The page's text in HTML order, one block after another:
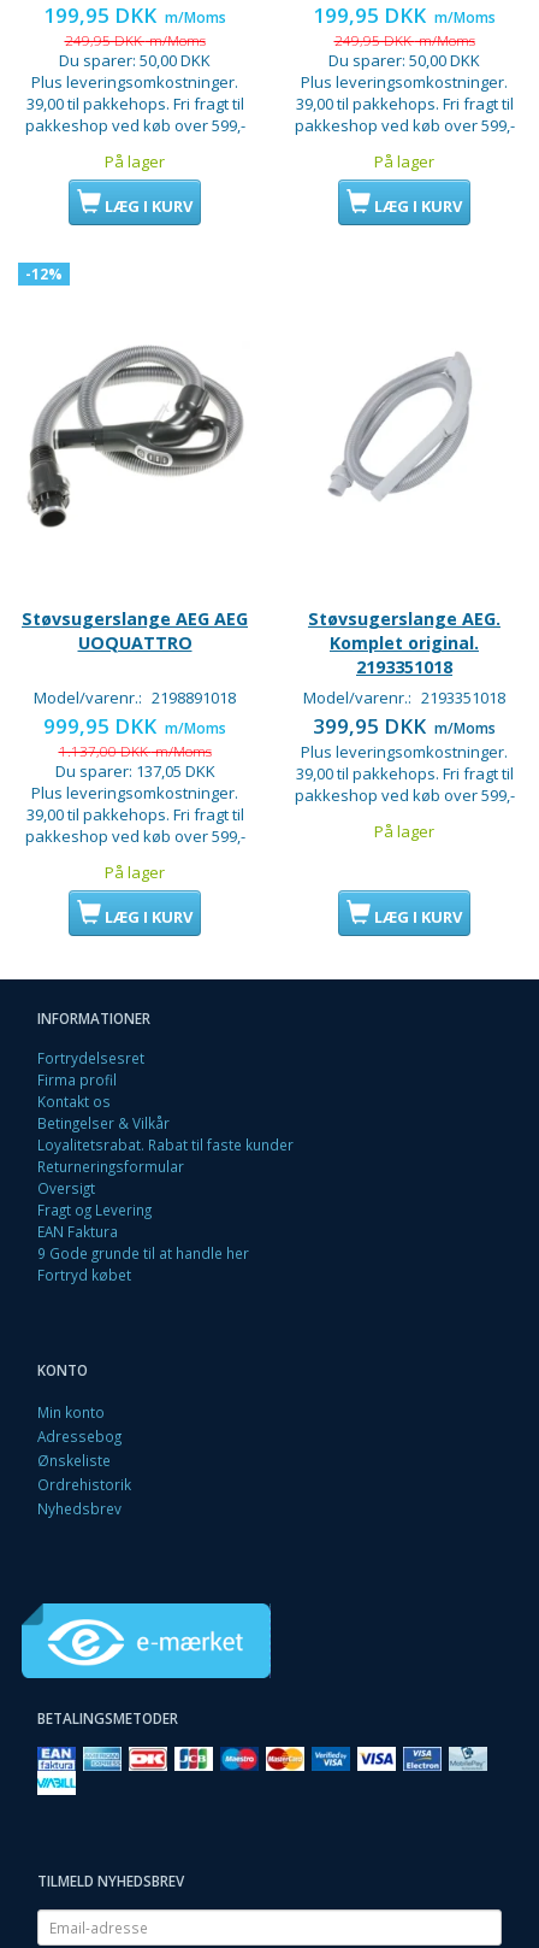
199,95 DKK m/Moms
249,95 DKKm/Moms
Du sparer: 50,00 DKK
Plus leveringsomkostninger.
39,00 til pakkehops. Fri fragt til
pakkeshop ved køb over 599,-
På lager
LÆG I KURV
199,95 DKK m/Moms
249,95 DKKm/Moms
Du sparer: 50,00 DKK
Plus leveringsomkostninger.
39,00 til pakkehops. Fri fragt til
pakkeshop ved køb over 599,-
På lager
LÆG I KURV
-12%
Støvsugerslange AEG AEG
UOQUATTRO
Model/varenr.: 2198891018
999,95 DKK m/Moms
1.137,00 DKKm/Moms
Du sparer: 137,05 DKK
Plus leveringsomkostninger.
39,00 til pakkehops. Fri fragt til
pakkeshop ved køb over 599,-
På lager
LÆG I KURV
Støvsugerslange AEG.
Komplet original.
2193351018
Model/varenr.: 2193351018
399,95 DKK m/Moms
Plus leveringsomkostninger.
39,00 til pakkehops. Fri fragt til
pakkeshop ved køb over 599,-
På lager
LÆG I KURV
INFORMATIONER
Fortrydelsesret
Firma profil
Kontakt os
Betingelser & Vilkår
Loyalitetsrabat. Rabat til faste kunder
Returneringsformular
Oversigt
Fragt og Levering
EAN Faktura
9 Gode grunde til at handle her
Fortryd købet
KONTO
Min konto
Adressebog
Ønskeliste
Ordrehistorik
Nyhedsbrev
BETALINGSMETODER
TILMELD NYHEDSBREV
Email-
adresse